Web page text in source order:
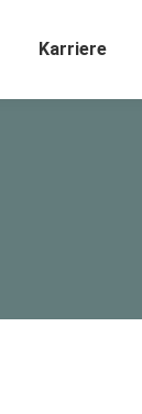
Karriere